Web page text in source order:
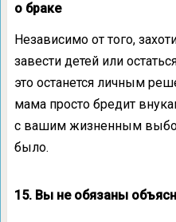
о браке
Независимо от того,
завести детей или
это останется личным
мама просто бредит
с вашим жизненным
было.
15. Вы не обязаны